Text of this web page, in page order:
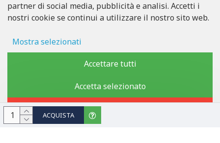
ACQUISTA
DETTAGLI DELLA COMPAGNIA
RITONE SIA
Partita IVA LV40103717618
Copyright © 2019 - 2026, lukons.com, Tutti i diritti riservati
partner di social media, pubblicità e analisi. Accetti i
nostri cookie se continui a utilizzare il nostro sito web.
Mostra selezionati
Archiviazione degli annunci
Personalizzazione pubblicitaria
Accettare tutti
Accetta selezionato
Rifiutare